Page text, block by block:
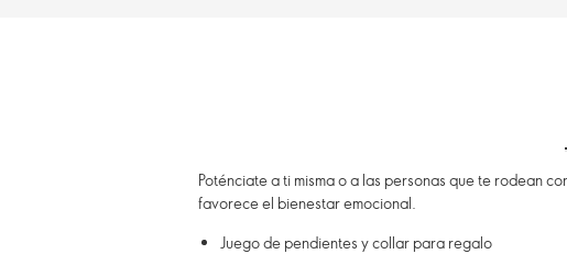
Poténciate a ti misma o a las personas que te rodean
favorece el bienestar emocional.
Juego de pendientes y collar para regalo